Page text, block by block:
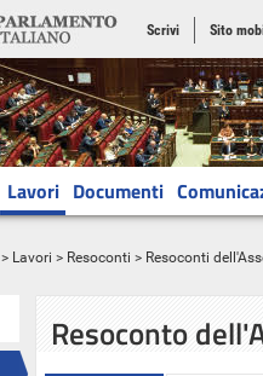
Scrivi Sito
Lavori Documenti
> Lavori > Resoconti > Resoconti
Resoconto